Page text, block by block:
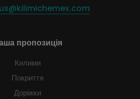
пропозиція
Килими
Покриття
Доріжки